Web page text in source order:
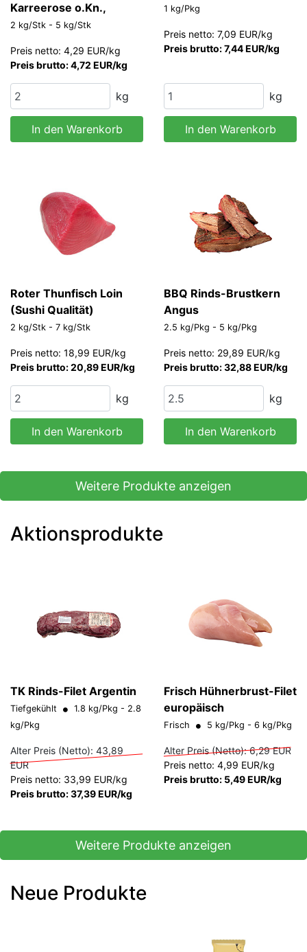
Karreerose o.Kn.,
2 kg/Stk - 5 kg/Stk
Preis netto: 4,29 EUR/kg
Preis brutto: 4,72 EUR/kg
kg
In den Warenkorb
1 kg/Pkg
Preis netto: 7,09 EUR/kg
Preis brutto: 7,44 EUR/kg
kg
In den Warenkorb
Roter Thunfisch Loin
(Sushi Qualität)
2 kg/Stk - 7 kg/Stk
Preis netto: 18,99 EUR/kg
Preis brutto: 20,89 EUR/kg
kg
In den Warenkorb
BBQ Rinds-Brustkern
Angus
2.5 kg/Pkg - 5 kg/Pkg
Preis netto: 29,89 EUR/kg
Preis brutto: 32,88 EUR/kg
kg
In den Warenkorb
Weitere Produkte anzeigen
Aktionsprodukte
TK Rinds-Filet Argentin
Tiefgekühlt
1.8 kg/Pkg - 2.8
kg/Pkg
Alter Preis (Netto): 43,89
EUR
Preis netto: 33,99 EUR/kg
Preis brutto: 37,39 EUR/kg
Frisch Hühnerbrust-Filet
europäisch
Frisch 5 kg/Pkg - 6 kg/Pkg
Alter Preis (Netto):6,29 EUR
Preis netto: 4,99 EUR/kg
Preis brutto: 5,49 EUR/kg
Weitere Produkte anzeigen
Neue Produkte